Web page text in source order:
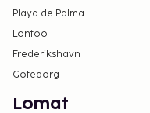
Playa de Palma
Lontoo
Frederikshavn
Göteborg
Lomat